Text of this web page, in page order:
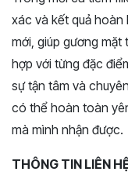
xác và kết quả hoàn
mới, giúp gương mặt
hợp với từng đặc
sự tận tâm và
có thể hoàn toàn
mà mình nhận được.
THÔNG TIN LIÊN